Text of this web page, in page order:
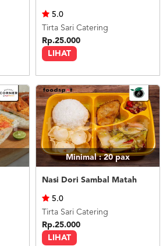
LIHAT
5.0
Tirta Sari Catering
Rp.25.000
Minimal : 20pax
Nasi Dori Sambal Matah
LIHAT
5.0
Tirta Sari Catering
Rp.25.000